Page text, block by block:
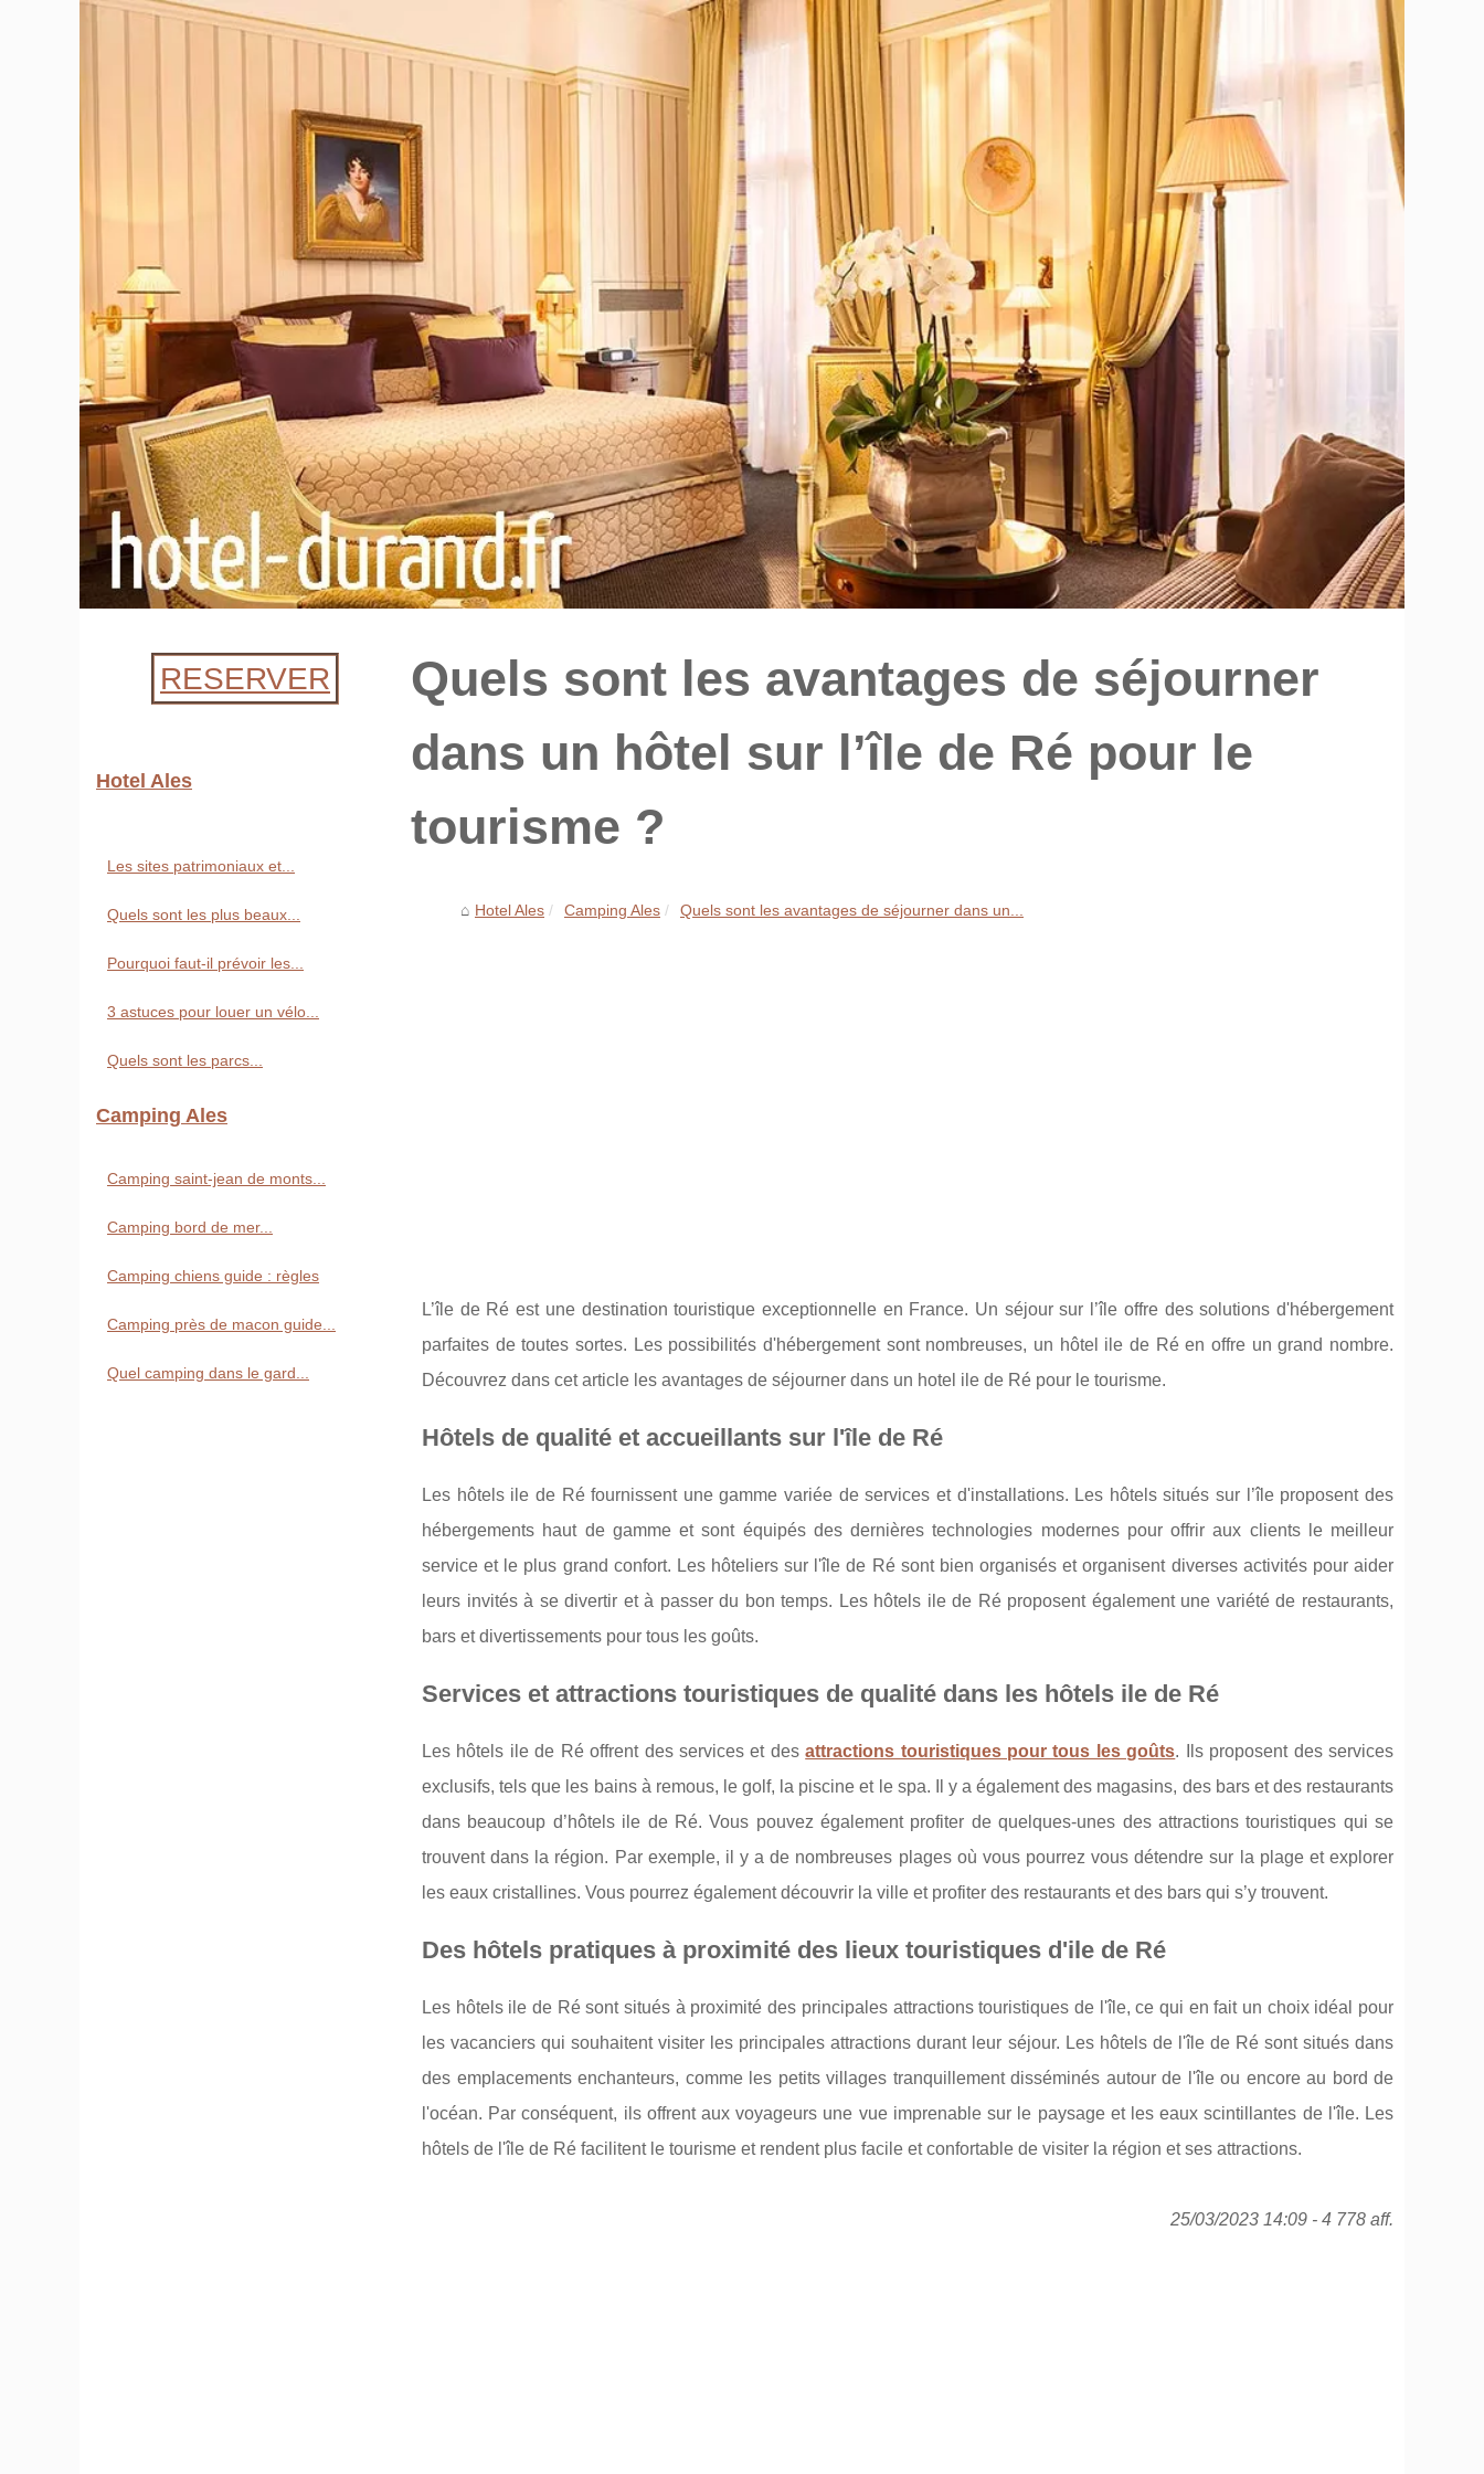
Quels sont les avantages de séjourner
dans un hôtel sur l’île de Ré pour le
tourisme ?
Hotel Ales Camping Ales Quels sont les avantages de séjourner dans un...
L’île de Ré est une destination touristique exceptionnelle en France. Un séjour sur l’île offre des solutions d'hébergement
parfaites de toutes sortes. Les possibilités d'hébergement sont nombreuses, un hôtel ile de Ré en offre un grand nombre.
Découvrez dans cet article les avantages de séjourner dans un hotel ile de Ré pour le tourisme.
Hôtels de qualité et accueillants sur l'île de Ré
Les hôtels ile de Ré fournissent une gamme variée de services et d'installations. Les hôtels situés sur l’île proposent des
hébergements haut de gamme et sont équipés des dernières technologies modernes pour offrir aux clients le meilleur
service et le plus grand confort. Les hôteliers sur l'île de Ré sont bien organisés et organisent diverses activités pour aider
leurs invités à se divertir et à passer du bon temps. Les hôtels ile de Ré proposent également une variété de restaurants,
bars et divertissements pour tous les goûts.
Services et attractions touristiques de qualité dans les hôtels ile de Ré
Les hôtels ile de Ré offrent des services et desattractions touristiques pour tous les goûts. Ils proposent des services
exclusifs, tels que les bains à remous, le golf, la piscine et le spa. Il y a également des magasins, des bars et des restaurants
dans beaucoup d’hôtels ile de Ré. Vous pouvez également profiter de quelques-unes des attractions touristiques qui se
trouvent dans la région. Par exemple, il y a de nombreuses plages où vous pourrez vous détendre sur la plage et explorer
les eaux cristallines. Vous pourrez également découvrir la ville et profiter des restaurants et des bars qui s’y trouvent.
Des hôtels pratiques à proximité des lieux touristiques d'ile de Ré
Les hôtels ile de Ré sont situés à proximité des principales attractions touristiques de l'île, ce qui en fait un choix idéal pour
les vacanciers qui souhaitent visiter les principales attractions durant leur séjour. Les hôtels de l'île de Ré sont situés dans
des emplacements enchanteurs, comme les petits villages tranquillement disséminés autour de l'île ou encore au bord de
l'océan. Par conséquent, ils offrent aux voyageurs une vue imprenable sur le paysage et les eaux scintillantes de l'île. Les
hôtels de l'île de Ré facilitent le tourisme et rendent plus facile et confortable de visiter la région et ses attractions.
25/03/2023 14:09 - 4 778 aff.
RESERVER
Hotel Ales
Les sites patrimoniaux et...
Quels sont les plus beaux...
Pourquoi faut-il prévoir les...
3 astuces pour louer un vélo...
Quels sont les parcs...
Camping Ales
Camping saint-jean de monts...
Camping bord de mer...
Camping chiens guide : règles
Camping près de macon guide...
Quel camping dans le gard...